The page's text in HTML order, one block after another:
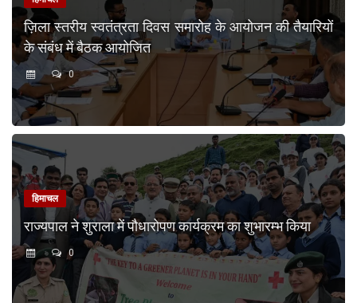
ज़िला स्तरीय स्वतंत्रता दिवस समारोह के आयोजन की तैयारियों
के संबंध में बैठक आयोजित
0
हिमाचल
राज्यपाल ने शुराला में पौधारोपण कार्यक्रम का शुभारम्भ किया
0